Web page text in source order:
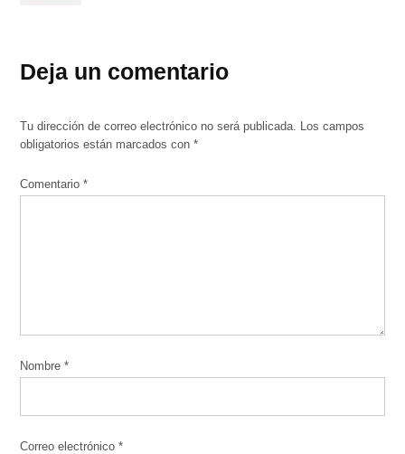
Deja un comentario
Tu dirección de correo electrónico no será publicada. Los campos
obligatorios están marcados con*
Comentario*
Nombre*
Correo electrónico*